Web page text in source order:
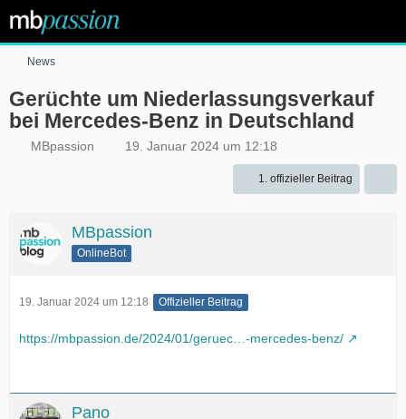
News
Gerüchte um Niederlassungsverkauf
bei Mercedes-Benz in Deutschland
MBpassion 19. Januar 2024 um 12:18
1. offizieller Beitrag
MBpassion
OnlineBot
19. Januar 2024 um 12:18 Offizieller Beitrag
https://mbpassion.de/2024/01/geruec…-mercedes-benz/
Pano